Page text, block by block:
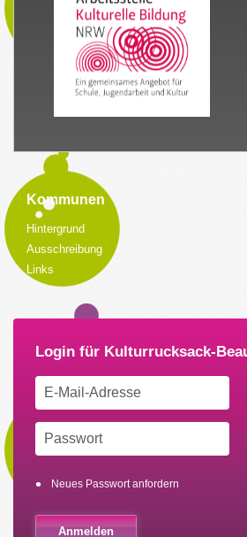
Kommunen
Hintergrund
Ausschreibung
Links
Neues Passwort anfordern